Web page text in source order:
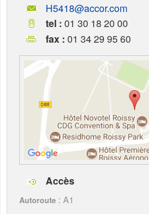
H5418@accor.com
tel : 01 30 18 20 00
fax : 01 34 29 95 60
Accès
Autoroute : A1